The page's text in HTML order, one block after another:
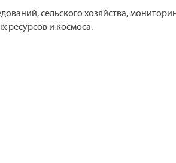
сельского хозяйства,
ресурсов и космоса.